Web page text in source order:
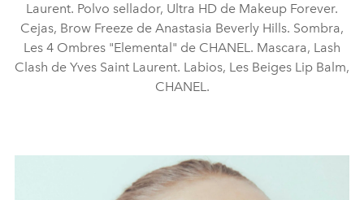
Laurent. Polvo sellador, Ultra HD de Makeup Forever.
Cejas, Brow Freeze de Anastasia Beverly Hills. Sombra,
Les 4 Ombres "Elemental" de CHANEL. Mascara, Lash
Clash de Yves Saint Laurent. Labios, Les Beiges Lip Balm,
CHANEL.